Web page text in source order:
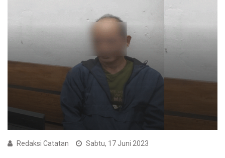
Redaksi Catatan Sabtu, 17 Juni 2023